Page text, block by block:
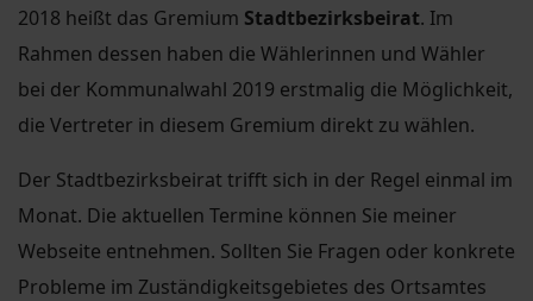
2018 heißt das Gremium Stadtbezirksbeirat. Im
Rahmen dessen haben die Wählerinnen und Wähler
bei der Kommunalwahl 2019 erstmalig die Möglichkeit,
die Vertreter in diesem Gremium direkt zu wählen.
Der Stadtbezirksbeirat trifft sich in der Regel einmal im
Monat. Die aktuellen Termine können Sie meiner
Webseite entnehmen. Sollten Sie Fragen oder konkrete
Probleme im Zuständigkeitsgebietes des Ortsamtes